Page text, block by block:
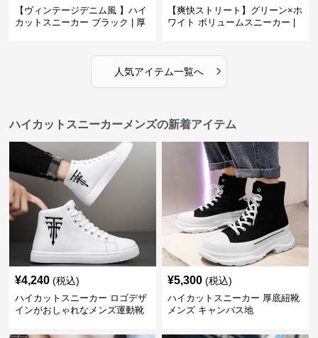
【ヴィンテージデニム風 】ハイ
カットスニーカー ブラック | 厚
【爽快ストリート】グリーン×ホ
ワイト ボリュームスニーカー |
人気アイテム一覧へ ›
ハイカットスニーカーメンズの新着アイテム
¥4,240 (税込)
ハイカットスニーカー ロゴデザ
インがおしゃれなメンズ運動靴
¥5,300 (税込)
ハイカットスニーカー 厚底紐靴
メンズ キャンバス地